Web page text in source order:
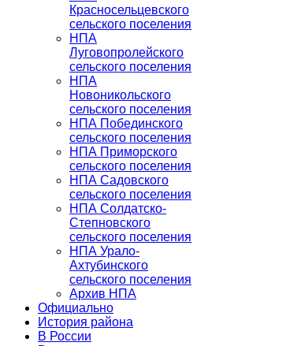
Красносельцевского
сельского поселения
НПА
Луговопролейского
сельского поселения
НПА
Новоникольского
сельского поселения
НПА Побединского
сельского поселения
НПА Приморского
сельского поселения
НПА Садовского
сельского поселения
НПА Солдатско-
Степновского
сельского поселения
НПА Урало-
Ахтубинского
сельского поселения
Архив НПА
Официально
История района
В России